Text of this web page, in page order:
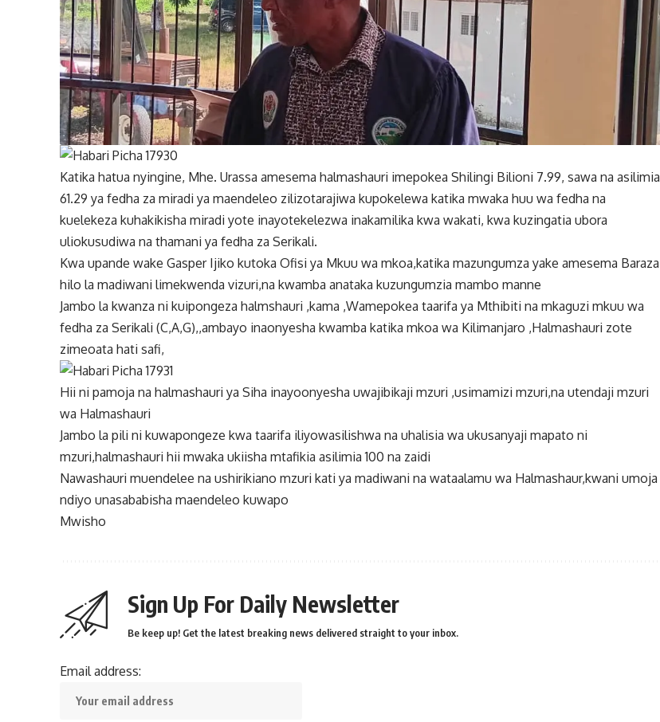
Katika hatua nyingine, Mhe. Urassa amesema halmashauri imepokea Shilingi Bilioni 7.99, sawa na asilimia
61.29 ya fedha za miradi ya maendeleo zilizotarajiwa kupokelewa katika mwaka huu wa fedha na
kuelekeza kuhakikisha miradi yote inayotekelezwa inakamilika kwa wakati, kwa kuzingatia ubora
uliokusudiwa na thamani ya fedha za Serikali.
Kwa upande wake Gasper Ijiko kutoka Ofisi ya Mkuu wa mkoa,katika mazungumza yake amesema Baraza
hilo la madiwani limekwenda vizuri,na kwamba anataka kuzungumzia mambo manne
Jambo la kwanza ni kuipongeza halmshauri ,kama ,Wamepokea taarifa ya Mthibiti na mkaguzi mkuu wa
fedha za Serikali (C,A,G),,ambayo inaonyesha kwamba katika mkoa wa Kilimanjaro ,Halmashauri zote
zimeoata hati safi,
Hii ni pamoja na halmashauri ya Siha inayoonyesha uwajibikaji mzuri ,usimamizi mzuri,na utendaji mzuri
wa Halmashauri
Jambo la pili ni kuwapongeze kwa taarifa iliyowasilishwa na uhalisia wa ukusanyaji mapato ni
mzuri,halmashauri hii mwaka ukiisha mtafikia asilimia 100 na zaidi
Nawashauri muendelee na ushirikiano mzuri kati ya madiwani na wataalamu wa Halmashaur,kwani umoja
ndiyo unasababisha maendeleo kuwapo
Mwisho
Sign Up For Daily Newsletter
Be keep up! Get the latest breaking news delivered straight to your inbox.
Email address: